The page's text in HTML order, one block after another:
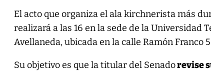
El acto que organiza el ala kirchnerista más
realizará a las 16 en la sede de la Universidad
Avellaneda, ubicada en la calle Ramón Franco
Su objetivo es que la titular del Senadorevise